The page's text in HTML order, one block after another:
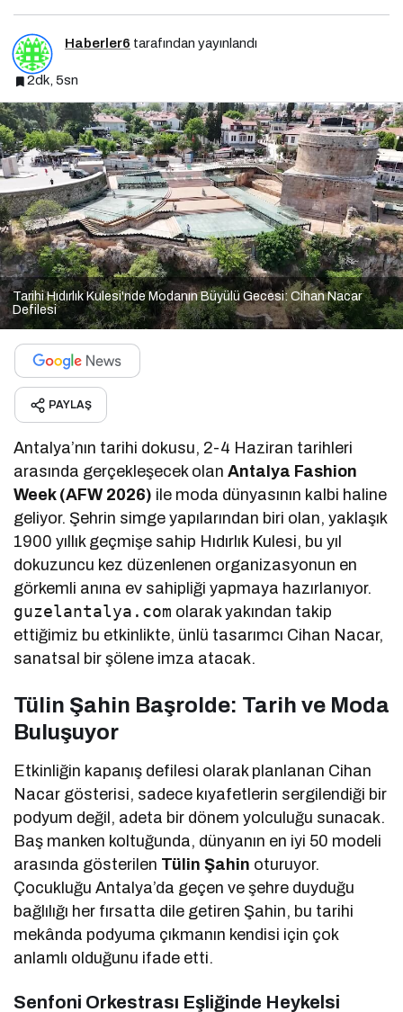
Haberler6 tarafından yayınlandı
2dk, 5sn
Tarihi Hıdırlık Kulesi'nde Modanın Büyülü Gecesi: Cihan Nacar
Defilesi
PAYLAŞ
Antalya’nın tarihi dokusu, 2-4 Haziran tarihleri
arasında gerçekleşecek olanAntalya Fashion
Week (AFW 2026) ile moda dünyasının kalbi haline
geliyor. Şehrin simge yapılarından biri olan, yaklaşık
1900 yıllık geçmişe sahip Hıdırlık Kulesi, bu yıl
dokuzuncu kez düzenlenen organizasyonun en
görkemli anına ev sahipliği yapmaya hazırlanıyor.
guzelantalya.com olarak yakından takip
ettiğimiz bu etkinlikte, ünlü tasarımcı Cihan Nacar,
sanatsal bir şölene imza atacak.
Tülin Şahin Başrolde: Tarih ve Moda
Buluşuyor
Etkinliğin kapanış defilesi olarak planlanan Cihan
Nacar gösterisi, sadece kıyafetlerin sergilendiği bir
podyum değil, adeta bir dönem yolculuğu sunacak.
Baş manken koltuğunda, dünyanın en iyi 50 modeli
arasında gösterilen Tülin Şahin oturuyor.
Çocukluğu Antalya’da geçen ve şehre duyduğu
bağlılığı her fırsatta dile getiren Şahin, bu tarihi
mekânda podyuma çıkmanın kendisi için çok
anlamlı olduğunu ifade etti.
Senfoni Orkestrası Eşliğinde Heykelsi